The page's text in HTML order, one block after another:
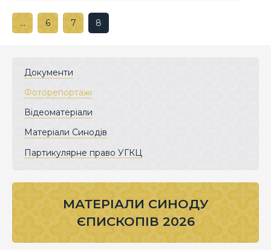
… 6 7 8
Документи
Фоторепортажі
Відеоматеріали
Матеріали Синодів
Партикулярне право УГКЦ
МАТЕРІАЛИ СИНОДУ
ЄПИСКОПІВ 2026